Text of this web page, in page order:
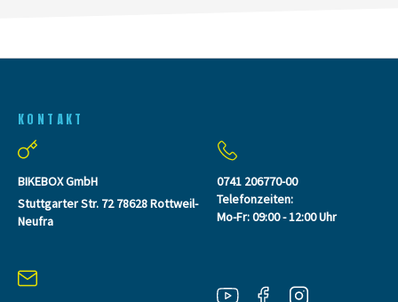
KONTAKT
BIKEBOX GmbH
Stuttgarter Str. 72 78628 Rottweil-
Neufra
0741 206770-00
Telefonzeiten:
Mo-Fr: 09:00 - 12:00 Uhr